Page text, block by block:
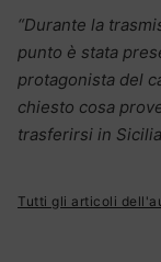
“Durante la
punto è stata
protagonista del
chiesto cosa
trasferirsi in
Tutti gli articoli